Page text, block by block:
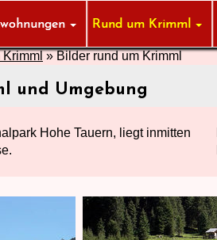
Rund um Krimml
Krimml » Bilder rund um Krimml
und Umgebung
Hohe Tauern, liegt inmitten